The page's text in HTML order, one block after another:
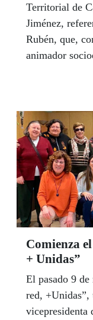
Territorial de
Jiménez,
Rubén, que,
animador
Comienza
+ Unidas”
El pasado 9
red,
vicepresidenta